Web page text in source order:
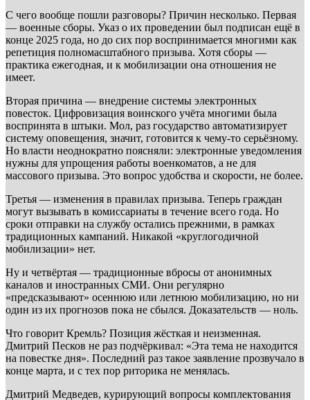
С чего вообще пошли разговоры? Причин несколько. Первая
— военные сборы. Указ о их проведении был подписан ещё в
конце 2025 года, но до сих пор воспринимается многими как
репетиция полномасштабного призыва. Хотя сборы —
практика ежегодная, и к мобилизации она отношения не
имеет.
Вторая причина — внедрение системы электронных
повесток. Цифровизация воинского учёта многими была
воспринята в штыки. Мол, раз государство автоматизирует
систему оповещения, значит, готовится к чему-то серьёзному.
Но власти неоднократно поясняли: электронные уведомления
нужны для упрощения работы военкоматов, а не для
массового призыва. Это вопрос удобства и скорости, не более.
Третья — изменения в правилах призыва. Теперь граждан
могут вызывать в комиссариаты в течение всего года. Но
сроки отправки на службу остались прежними, в рамках
традиционных кампаний. Никакой «круглогодичной
мобилизации» нет.
Ну и четвёртая — традиционные вбросы от анонимных
каналов и иностранных СМИ. Они регулярно
«предсказывают» осеннюю или летнюю мобилизацию, но ни
один из их прогнозов пока не сбылся. Доказательств — ноль.
Что говорит Кремль? Позиция жёсткая и неизменная.
Дмитрий Песков не раз подчёркивал: «Эта тема не находится
на повестке дня». Последний раз такое заявление прозвучало в
конце марта, и с тех пор риторика не менялась.
Дмитрий Медведев, курирующий вопросы комплектования